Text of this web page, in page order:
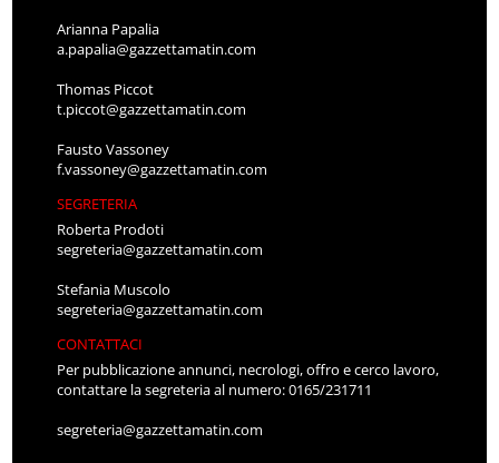
Arianna Papalia
a.papalia@gazzettamatin.com
Thomas Piccot
t.piccot@gazzettamatin.com
Fausto Vassoney
f.vassoney@gazzettamatin.com
SEGRETERIA
Roberta Prodoti
segreteria@gazzettamatin.com
Stefania Muscolo
segreteria@gazzettamatin.com
CONTATTACI
Per pubblicazione annunci, necrologi, offro e cerco lavoro,
contattare la segreteria al numero: 0165/231711
segreteria@gazzettamatin.com